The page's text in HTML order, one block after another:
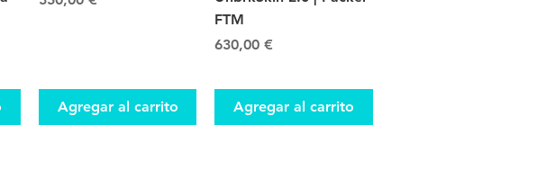
Agregar al carrito
FTM
Precio
630,00 €
Agregar al carrito